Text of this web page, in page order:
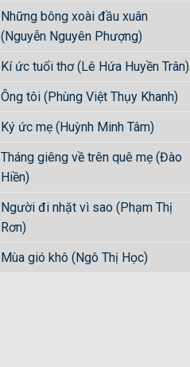
Những bông xoài đầu xuân
(Nguyễn Nguyên Phượng)
Kí ức tuổi thơ (Lê Hứa Huyền Trân)
Ông tôi (Phùng Việt Thụy Khanh)
Ký ức mẹ (Huỳnh Minh Tâm)
Tháng giêng về trên quê mẹ (Đào
Hiền)
Người đi nhặt vì sao (Phạm Thị
Rơn)
Mùa gió khô (Ngô Thị Học)